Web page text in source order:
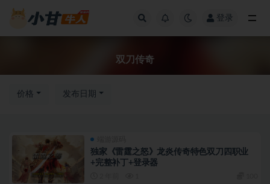
登录
双刀传奇
价格 发布日期
独家《雷霆之怒》龙炎传奇特色双刀四职业
+完整补丁+登录器